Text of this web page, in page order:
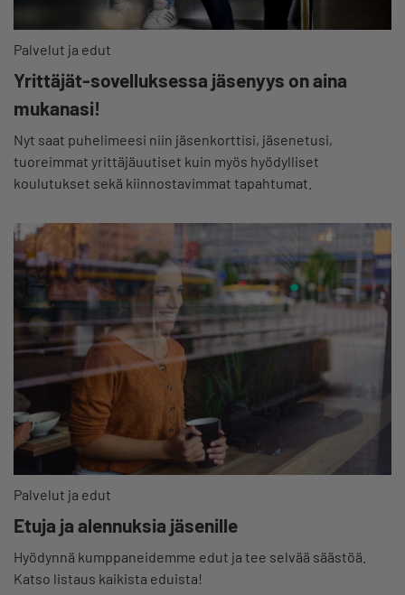
Palvelut ja edut
Yrittäjät-sovelluksessa jäsenyys on aina
mukanasi!
Nyt saat puhelimeesi niin jäsenkorttisi, jäsenetusi,
tuoreimmat yrittäjäuutiset kuin myös hyödylliset
koulutukset sekä kiinnostavimmat tapahtumat.
Palvelut ja edut
Etuja ja alennuksia jäsenille
Hyödynnä kumppaneidemme edut ja tee selvää säästöä.
Katso listaus kaikista eduista!